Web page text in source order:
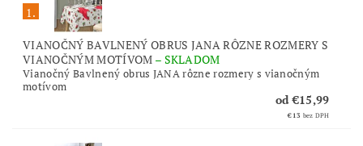
1.
VIANOČNÝ BAVLNENÝ OBRUS JANA RÔZNE ROZMERY S
VIANOČNÝM MOTÍVOM – SKLADOM
Vianočný Bavlnený obrus JANA rôzne rozmery s vianočným
motívom
od €15,99
€13 bez DPH